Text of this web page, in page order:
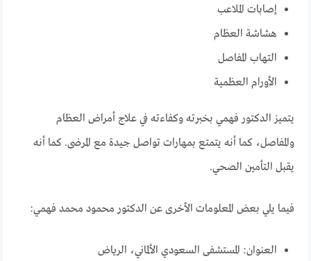
إصابات الملاعب
هشاشة العظام
التهاب المفاصل
الأورام العظمية
يتميز الدكتور فهمي بخبرته وكفاءته في علاج أمراض العظام
والمفاصل، كما أنه يتمتع بمهارات تواصل جيدة مع المرضى. كما أنه
يقبل التأمين الصحي.
فيما يلي بعض المعلومات الأخرى عن الدكتور محمود محمد فهمي:
العنوان: المستشفى السعودي الألماني، الرياض